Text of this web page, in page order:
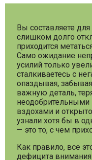
Вы составляете
слишком долго
приходится
Само ожидание
усилий только
сталкиваетесь с
опаздывая,
важную деталь,
вздохами и
узнали хотя бы в
— это то, с чем
Как правило, все
дефицита внимания